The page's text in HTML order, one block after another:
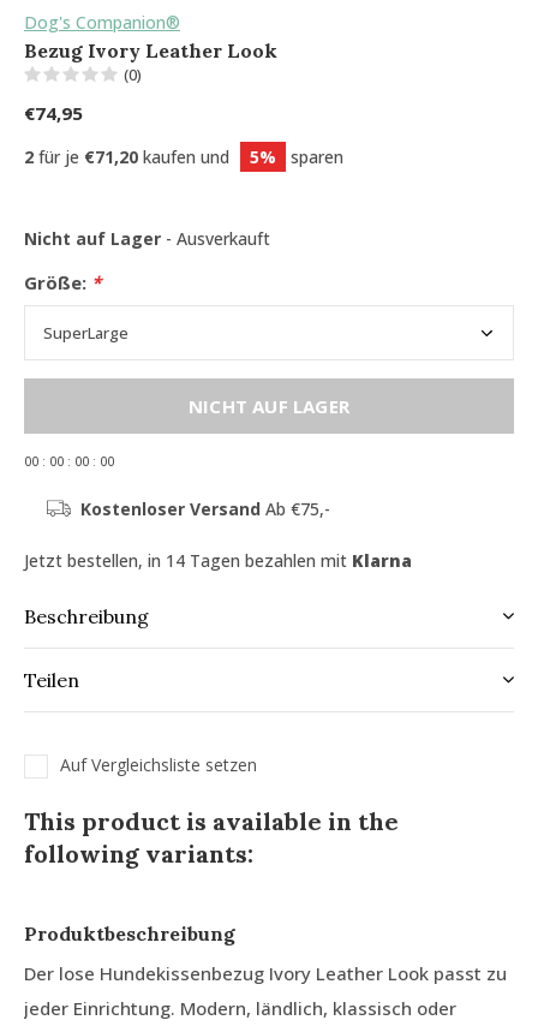
Dog's Companion®
Bezug Ivory Leather Look
(0)
€74,95
2 für je €71,20 kaufen und 5% sparen
Nicht auf Lager - Ausverkauft
Größe: *
NICHT AUF LAGER
00 : 00 : 00 : 00
Kostenloser Versand Ab €75,-
Jetzt bestellen, in 14 Tagen bezahlen mit Klarna
Beschreibung
Teilen
Auf Vergleichsliste setzen
This product is available in the
following variants:
Produktbeschreibung
Der lose Hundekissenbezug Ivory Leather Look passt zu
jeder Einrichtung. Modern, ländlich, klassisch oder